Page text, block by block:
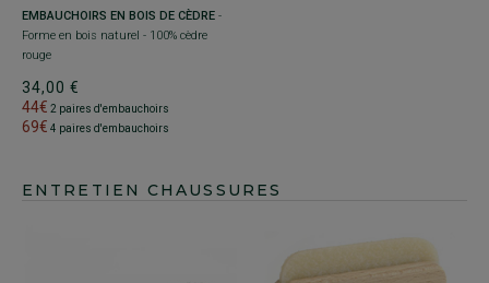
EMBAUCHOIRS EN BOIS DE CÈDRE -
Forme en bois naturel - 100% cèdre
rouge
34,00 €
44€ 2 paires d'embauchoirs
69€ 4 paires d'embauchoirs
ENTRETIEN CHAUSSURES